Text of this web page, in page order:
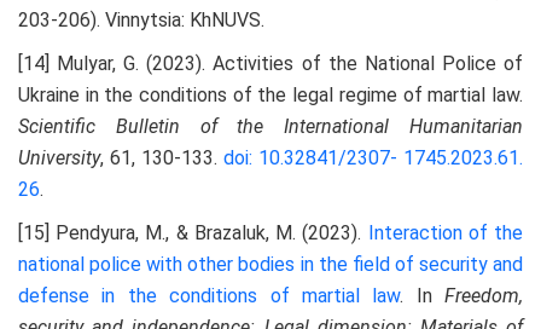
203-206). Vinnytsia: KhNUVS.
[14] Mulyar, G. (2023). Activities of the National Police of
Ukraine in the conditions of the legal regime of martial law.
Scientific Bulletin of the International Humanitarian
University, 61, 130-133. doi: 10.32841/2307- 1745.2023.61.
26.
[15] Pendyura, M., & Brazaluk, M. (2023).
Interaction of the
national police with other bodies in the field of security and
defense in the conditions of martial law. In Freedom,